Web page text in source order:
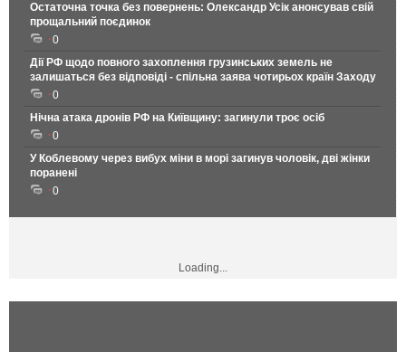
Остаточна точка без повернень: Олександр Усік анонсував свій
прощальний поєдинок
0
Дії РФ щодо повного захоплення грузинських земель не
залишаться без відповіді - спільна заява чотирьох країн Заходу
0
Нічна атака дронів РФ на Київщину: загинули троє осіб
0
У Коблевому через вибух міни в морі загинув чоловік, дві жінки
поранені
0
Loading...